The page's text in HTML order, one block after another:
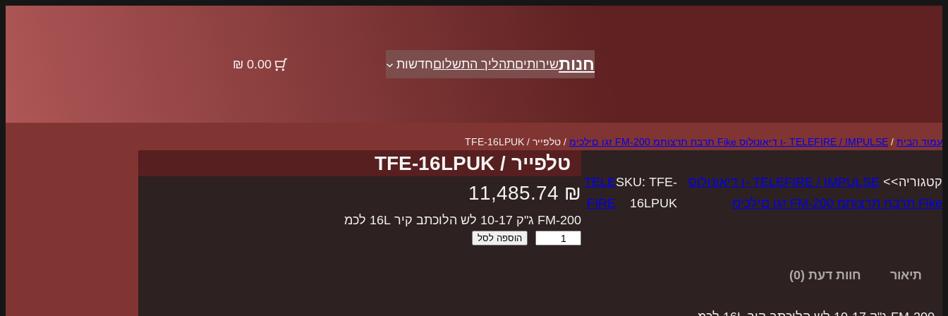
חנותשירותיםתהליך התשלוםחדשות 0.00 ₪
עמוד הבית / TELEFIRE / IMPULSE -ו דיאונולוס Fike תרבח תרצותמ FM-200 זגו םילכימ / טלפייר / TFE-16LPUK
קטגוריה>>
TELEFIRE / IMPULSE -ו דיאונולוס
Fike תרבח תרצותמ FM-200 זגו םילכימ
SKU: TFE-
16LPUK
TELE
FIRE
טלפייר / TFE-16LPUK
11,485.74 ₪
FM-200 ג"ק 10-17 לש הלוכתב קיר 16L לכמ
הוספה לסל
תיאור חוות דעת (0)